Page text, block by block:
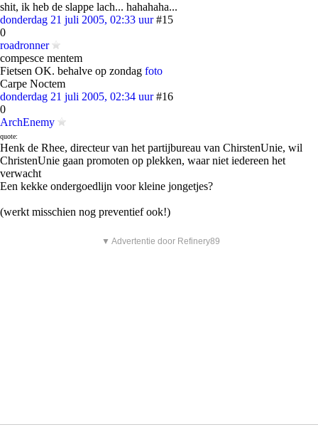
shit, ik heb de slappe lach... hahahaha...
donderdag 21 juli 2005, 02:33 uur #15
0
roadronner
compesce mentem
Fietsen OK. behalve op zondag foto
Carpe Noctem
donderdag 21 juli 2005, 02:34 uur #16
0
ArchEnemy
quote:
Henk de Rhee, directeur van het partijbureau van ChirstenUnie, wil
ChristenUnie gaan promoten op plekken, waar niet iedereen het
verwacht
Een kekke ondergoedlijn voor kleine jongetjes?
(werkt misschien nog preventief ook!)
▼ Advertentie door Refinery89